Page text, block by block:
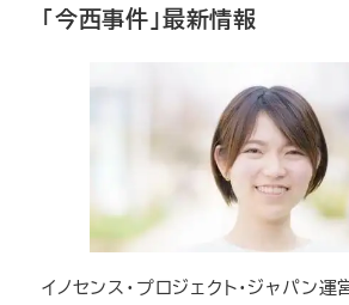
「今西事件」最新情報
イノセンス・プロジェクト・ジャパン